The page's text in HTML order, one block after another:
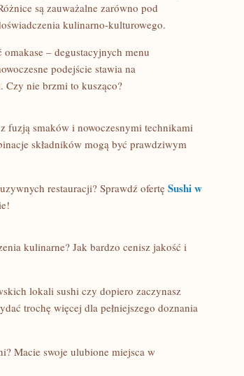
są zauważalne zarówno pod
kulinarno-kulturowego.
– degustacyjnych menu
podejście stawia na
nie brzmi to kusząco?
fuzją smaków i nowoczesnymi technikami
składników mogą być prawdziwym
restauracji? Sprawdź ofertę Sushi w
kulinarne? Jak bardzo cenisz jakość i
lokali sushi czy dopiero zaczynasz
trochę więcej dla pełniejszego doznania
Macie swoje ulubione miejsca w